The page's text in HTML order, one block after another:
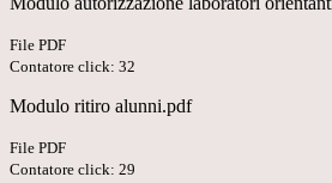
File PDF
Contatore click: 32
Modulo ritiro alunni.pdf
File PDF
Contatore click: 29